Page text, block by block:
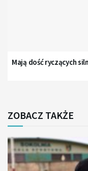
Mają dość ryczących
ZOBACZ TAKŻE